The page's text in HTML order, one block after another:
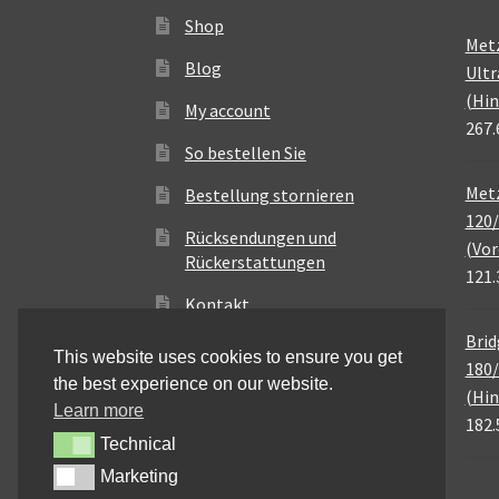
Shop
Blog
My account
So bestellen Sie
Bestellung stornieren
Rücksendungen und
Rückerstattungen
Kontakt
This website uses cookies to ensure you get
the best experience on our website.
Learn more
TechnicalTechnical
MarketingMarketing